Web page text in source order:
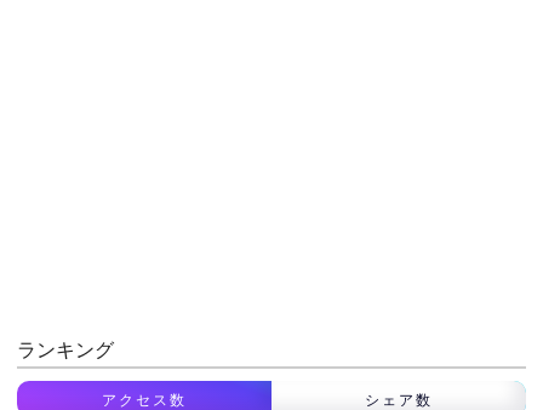
ランキング
アクセス数 シェア数